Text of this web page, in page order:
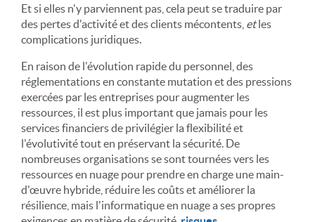
Et si elles n'y parviennent pas, cela peut se traduire par
des pertes d'activité et des clients mécontents, etles
complications juridiques.
En raison de l'évolution rapide du personnel, des
réglementations en constante mutation et des pressions
exercées par les entreprises pour augmenter les
ressources, il est plus important que jamais pour les
services financiers de privilégier la flexibilité et
l'évolutivité tout en préservant la sécurité. De
nombreuses organisations se sont tournées vers les
ressources en nuage pour prendre en charge une main-
d'œuvre hybride, réduire les coûts et améliorer la
résilience, mais l'informatique en nuage a ses propres